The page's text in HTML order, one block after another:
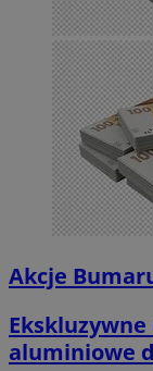
Akcje
aluminiowe